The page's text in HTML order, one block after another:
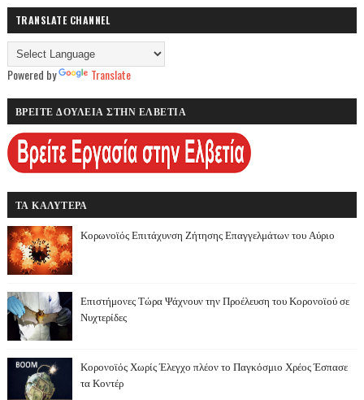
TRANSLATE CHANNEL
Powered by Translate
ΒΡΕΙΤΕ ΔΟΥΛΕΙΑ ΣΤΗΝ ΕΛΒΕΤΙΑ
ΤΑ ΚΑΛΥΤΕΡΑ
Κορωνοϊός Επιτάχυνση Ζήτησης Επαγγελμάτων του Αύριο
Επιστήμονες Τώρα Ψάχνουν την Προέλευση του Κορονοϊού σε
Νυχτερίδες
Κορονοϊός Χωρίς Έλεγχο πλέον το Παγκόσμιο Χρέος Έσπασε
τα Κοντέρ